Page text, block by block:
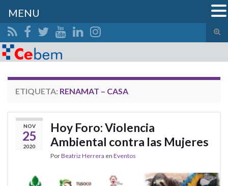
el
Search for:
ETIQUETA: RENAMAT – CASA
NOV
25
2020
Hoy Foro: Violencia
Ambiental contra las Mujeres
PorBeatriz Herrera en Eventos
MENU